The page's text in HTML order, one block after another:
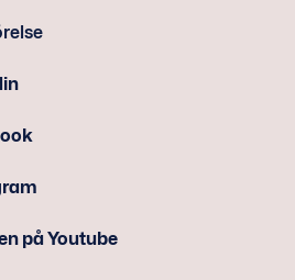
på Youtube